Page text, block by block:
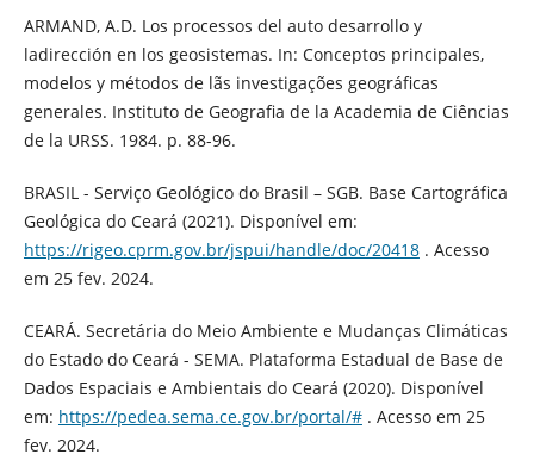
ARMAND, A.D. Los processos del auto desarrollo y
ladirección en los geosistemas. In: Conceptos principales,
modelos y métodos de lãs investigações geográficas
generales. Instituto de Geografia de la Academia de Ciências
de la URSS. 1984. p. 88-96.
BRASIL - Serviço Geológico do Brasil – SGB. Base Cartográfica
Geológica do Ceará (2021). Disponível em:
https://rigeo.cprm.gov.br/jspui/handle/doc/20418. Acesso
em 25 fev. 2024.
CEARÁ. Secretária do Meio Ambiente e Mudanças Climáticas
do Estado do Ceará - SEMA. Plataforma Estadual de Base de
Dados Espaciais e Ambientais do Ceará (2020). Disponível
em: https://pedea.sema.ce.gov.br/portal/#. Acesso em 25
fev. 2024.